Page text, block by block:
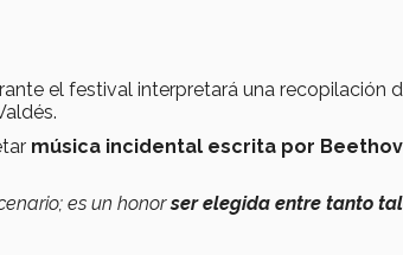
el festival interpretará una recopilación
música incidental escrita por
es un honorser elegida entre tanto